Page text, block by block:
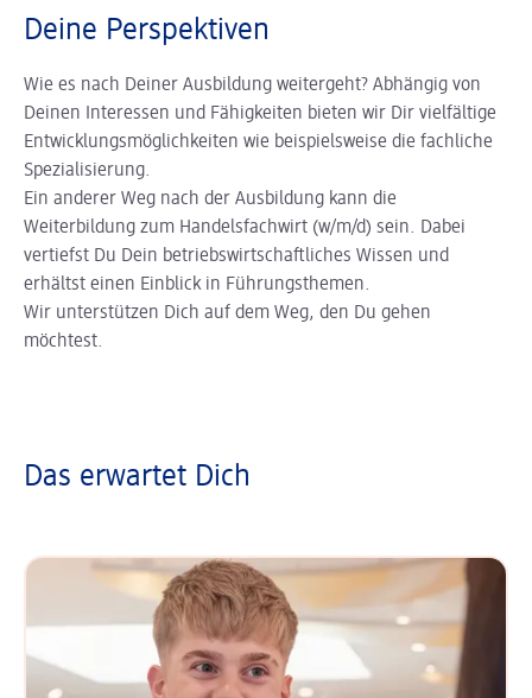
Deine Perspektiven
Wie es nach Deiner Ausbildung weitergeht? Abhängig von
Deinen Interessen und Fähigkeiten bieten wir Dir vielfältige
Entwicklungsmöglichkeiten wie beispielsweise die fachliche
Spezialisierung.
Ein anderer Weg nach der Ausbildung kann die
Weiterbildung zum Handelsfachwirt (w/m/d) sein. Dabei
vertiefst Du Dein betriebswirtschaftliches Wissen und
erhältst einen Einblick in Führungsthemen.
Wir unterstützen Dich auf dem Weg, den Du gehen
möchtest.
Das erwartet Dich